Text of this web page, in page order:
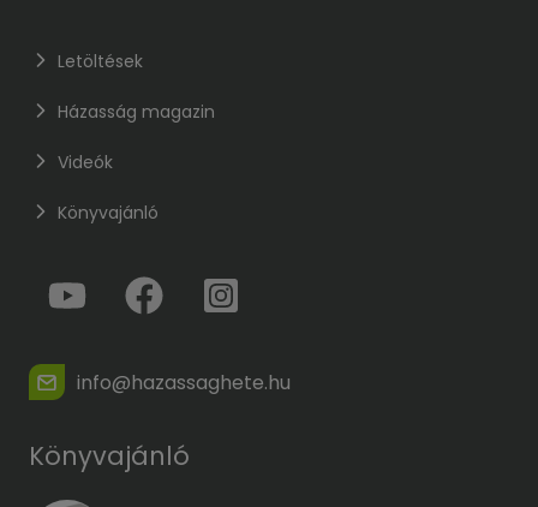
Letöltések
Házasság magazin
Videók
Könyvajánló
info@hazassaghete.hu
Könyvajánló